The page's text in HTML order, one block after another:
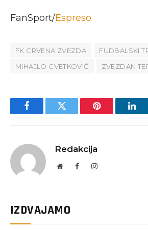
FanSport/Espreso
FK CRVENA ZVEZDA
FUDBALSKI
MIHAJLO CVETKOVIĆ
ZVEZDAN
FacebookTwitter Pinterest
Redakcija
WebsiteFacebookInstagram
IZDVAJAMO